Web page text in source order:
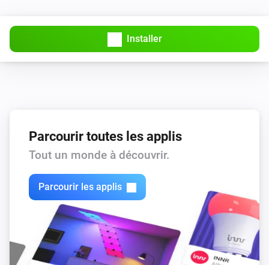
Et...
Blocked
Blocked
Client Wifi
Connecté
Client Wifi
Installer
Parcourir toutes les applis
Tout un monde à découvrir.
Parcourir les applis